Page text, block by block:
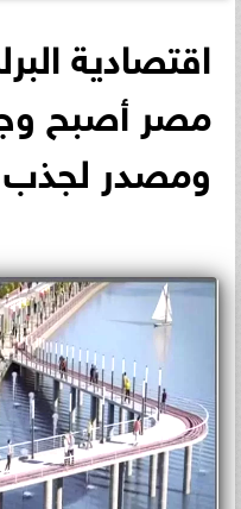
اقتصادية
مصر أصبح
ومصدر لجذب